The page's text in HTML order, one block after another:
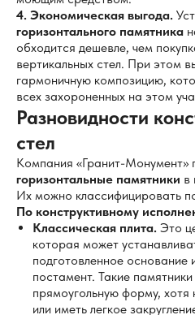
4. Экономическая выгода.
горизонтального памятника
обходится дешевле, чем
вертикальных стел. При этом
гармоничную композицию,
всех захороненных на этом
Разновидности
стел
Компания «Гранит-Монумент»
горизонтальные памятники в
Их можно классифицировать
По конструктивному
Классическая плита. Это
которая может
подготовленное основание
постамент. Такие
прямоугольную форму,
или иметь легкое